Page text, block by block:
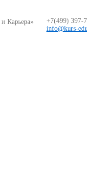
и Карьера»
+7(499) 397-
info@kurs-